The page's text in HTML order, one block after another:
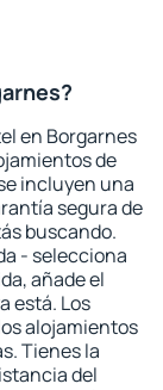
en Borgarnes
de
incluyen una
segura de
buscando.
- selecciona
añade el
está. Los
alojamientos
Tienes la
del